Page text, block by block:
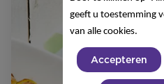
geeft u toestemming
van alle cookies.
Accepteren